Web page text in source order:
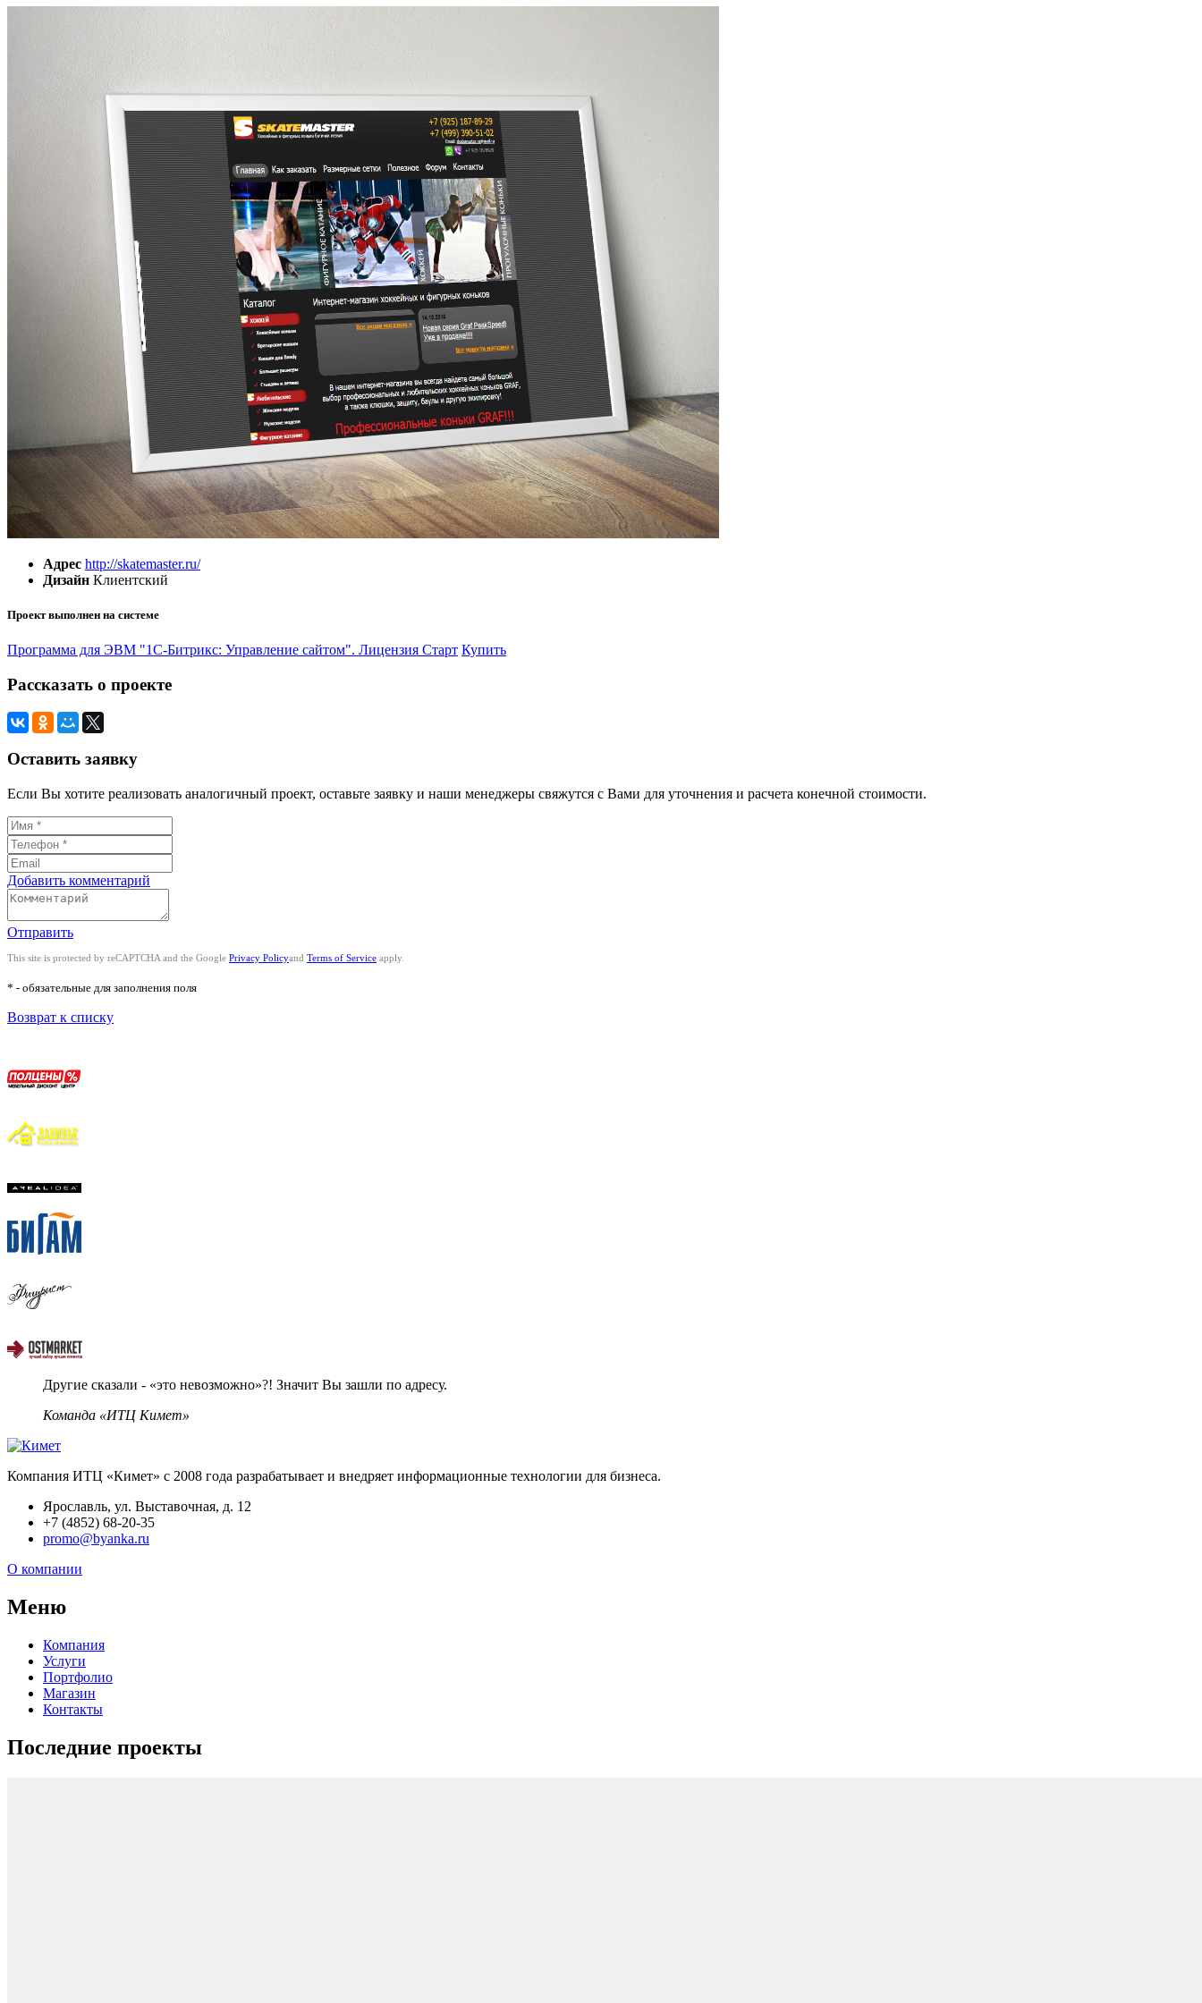
Адрес http://skatemaster.ru/
Дизайн Клиентский
Проект выполнен на системе
Программа для ЭВМ "1С-Битрикс: Управление сайтом". Лицензия Старт Купить
Рассказать о проекте
Оставить заявку
Если Вы хотите реализовать аналогичный проект, оставьте заявку и наши менеджеры свяжутся с Вами для уточнения и расчета конечной стоимости.
Добавить комментарий
Отправить
This site is protected by reCAPTCHA and the Google Privacy Policyand Terms of Service apply.
* - обязательные для заполнения поля
Возврат к списку
Другие сказали - «это невозможно»?! Значит Вы зашли по адресу.
Команда «ИТЦ Кимет»
Компания ИТЦ «Кимет» с 2008 года разрабатывает и внедряет информационные технологии для бизнеса.
Ярославль, ул. Выставочная, д. 12
+7 (4852) 68-20-35
promo@byanka.ru
О компании
Меню
Компания
Услуги
Портфолио
Магазин
Контакты
Последние проекты